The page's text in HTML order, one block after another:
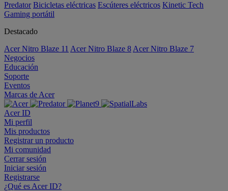
Predator Bicicletas eléctricas Escúteres eléctricos Kinetic Tech
Gaming portátil
Destacado
Acer Nitro Blaze 11 Acer Nitro Blaze 8 Acer Nitro Blaze 7
Negocios
Educación
Soporte
Eventos
Marcas de Acer
Acer ID
Mi perfil
Mis productos
Registrar un producto
Mi comunidad
Cerrar sesión
Iniciar sesión
Registrarse
¿Qué es Acer ID?